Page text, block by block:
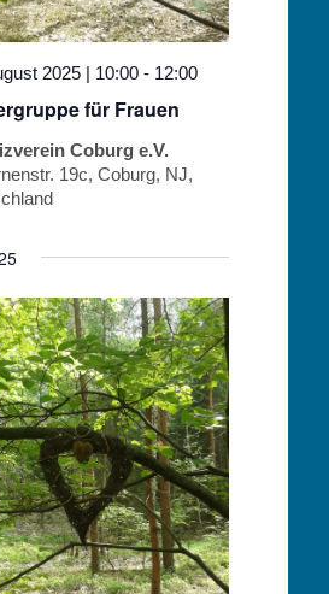
für Frauen
2025 | 10:00 - 12:00
Coburg e.V.
19c, Coburg, NJ,